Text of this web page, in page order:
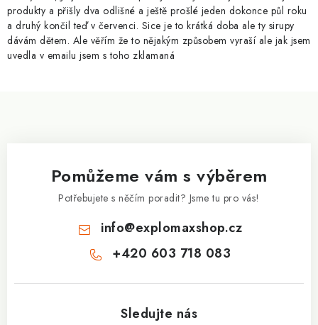
Slevový systém
Vše o nákupu
produkty a přišly dva odlišné a ještě prošlé jeden dokonce půl roku
a druhý končil teď v červenci. Sice je to krátká doba ale ty sirupy
dávám dětem. Ale věřím že to nějakým způsobem vyraší ale jak jsem
uvedla v emailu jsem s toho zklamaná
Pomůžeme vám s výběrem
Potřebujete s něčím poradit? Jsme tu pro vás!
info@explomaxshop.cz
+420 603 718 083